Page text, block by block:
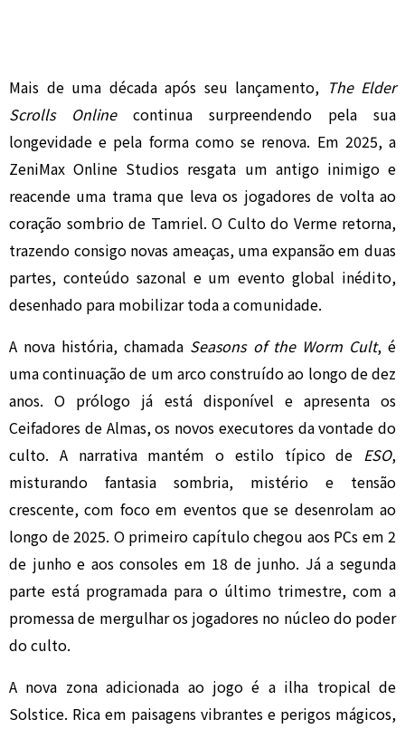
Mais de uma década após seu lançamento, The Elder
Scrolls Onlinecontinua surpreendendo pela sua
longevidade e pela forma como se renova. Em 2025, a
ZeniMax Online Studios resgata um antigo inimigo e
reacende uma trama que leva os jogadores de volta ao
coração sombrio de Tamriel. O Culto do Verme retorna,
trazendo consigo novas ameaças, uma expansão em duas
partes, conteúdo sazonal e um evento global inédito,
desenhado para mobilizar toda a comunidade.
A nova história, chamada Seasons of the Worm Cult, é
uma continuação de um arco construído ao longo de dez
anos. O prólogo já está disponível e apresenta os
Ceifadores de Almas, os novos executores da vontade do
culto. A narrativa mantém o estilo típico de ESO,
misturando fantasia sombria, mistério e tensão
crescente, com foco em eventos que se desenrolam ao
longo de 2025. O primeiro capítulo chegou aos PCs em 2
de junho e aos consoles em 18 de junho. Já a segunda
parte está programada para o último trimestre, com a
promessa de mergulhar os jogadores no núcleo do poder
do culto.
A nova zona adicionada ao jogo é a ilha tropical de
Solstice. Rica em paisagens vibrantes e perigos mágicos,